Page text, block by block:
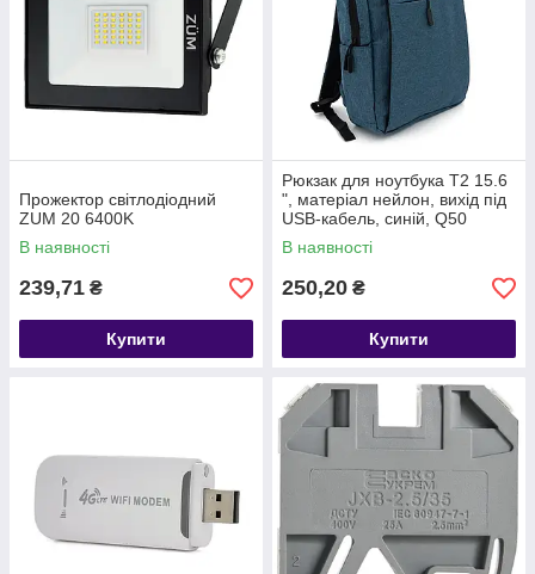
Прожектор світлодіодний
ZUM 20 6400K
В наявності
239,71 ₴
Купити
Рюкзак для ноутбука T2 15.6
", матеріал нейлон, вихід під
USB-кабель, синiй, Q50
В наявності
250,20 ₴
Купити